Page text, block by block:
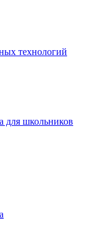
технологий
для школьников